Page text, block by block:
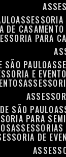
DE
PARA
SÃO PAULO
E
SÃO PAULO
PARA
DE